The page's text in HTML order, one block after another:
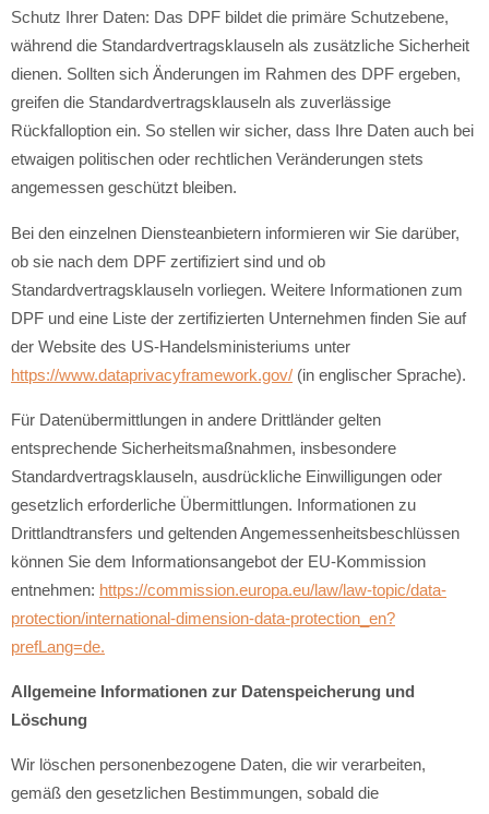
Schutz Ihrer Daten: Das DPF bildet die primäre Schutzebene,
während die Standardvertragsklauseln als zusätzliche Sicherheit
dienen. Sollten sich Änderungen im Rahmen des DPF ergeben,
greifen die Standardvertragsklauseln als zuverlässige
Rückfalloption ein. So stellen wir sicher, dass Ihre Daten auch bei
etwaigen politischen oder rechtlichen Veränderungen stets
angemessen geschützt bleiben.
Bei den einzelnen Diensteanbietern informieren wir Sie darüber,
ob sie nach dem DPF zertifiziert sind und ob
Standardvertragsklauseln vorliegen. Weitere Informationen zum
DPF und eine Liste der zertifizierten Unternehmen finden Sie auf
der Website des US-Handelsministeriums unter
https://www.dataprivacyframework.gov/ (in englischer Sprache).
Für Datenübermittlungen in andere Drittländer gelten
entsprechende Sicherheitsmaßnahmen, insbesondere
Standardvertragsklauseln, ausdrückliche Einwilligungen oder
gesetzlich erforderliche Übermittlungen. Informationen zu
Drittlandtransfers und geltenden Angemessenheitsbeschlüssen
können Sie dem Informationsangebot der EU-Kommission
entnehmen: https://commission.europa.eu/law/law-topic/data-
protection/international-dimension-data-protection_en?
prefLang=de.
Allgemeine Informationen zur Datenspeicherung und
Löschung
Wir löschen personenbezogene Daten, die wir verarbeiten,
gemäß den gesetzlichen Bestimmungen, sobald die